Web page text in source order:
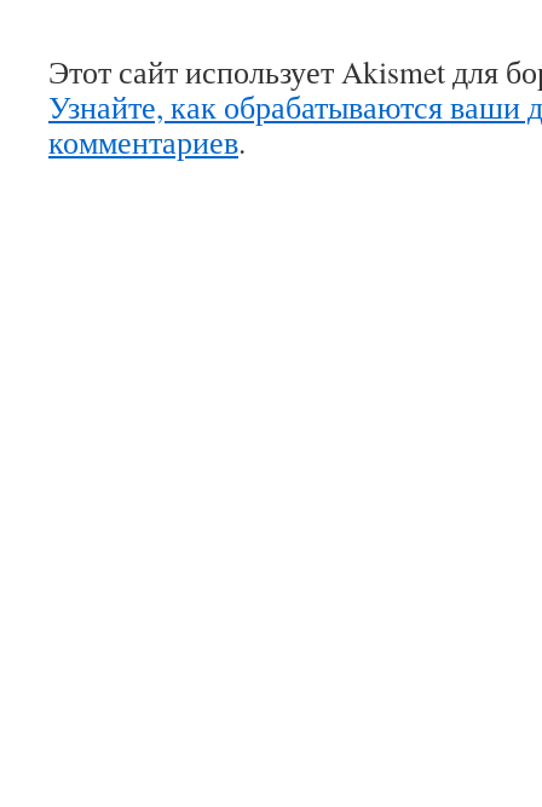
Этот сайт использует Akismet для
Узнайте, как обрабатываются ваши
комментариев.